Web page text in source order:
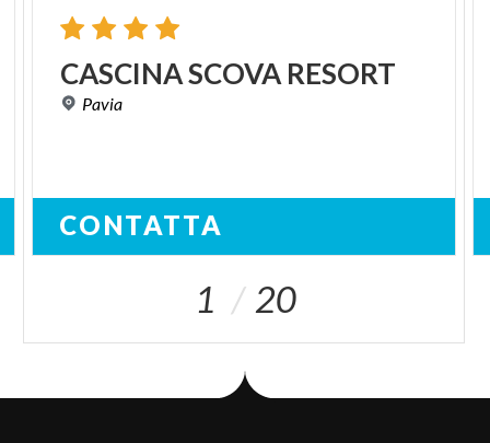
CASCINASCOVA RESORT
Pavia
CONTATTA
1 20